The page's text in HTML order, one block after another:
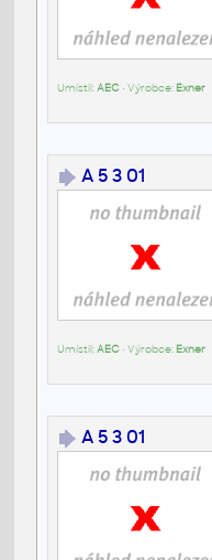
Umístil:AEC• Výrobce: Exner
A 5 3 01
Umístil:AEC• Výrobce: Exner
A 5 3 01